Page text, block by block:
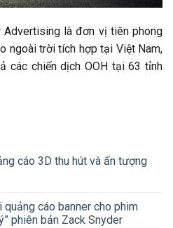
Advertising là đơn vị tiên phong
ngoài trời tích hợp tại Việt Nam,
các chiến dịch OOH tại 63 tỉnh
cáo 3D thu hút và ấn tượng
quảng cáo banner cho phim
phiên bản Zack Snyder